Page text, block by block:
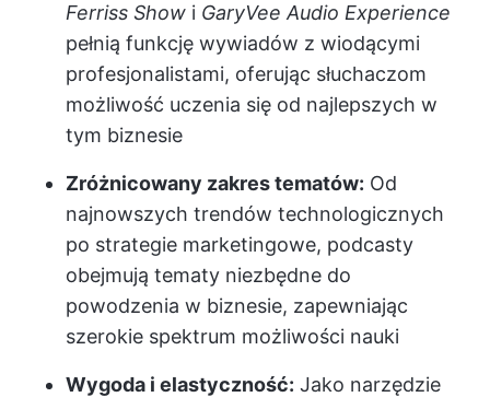
Ferriss Show i GaryVee Audio Experience
pełnią funkcję wywiadów z wiodącymi
profesjonalistami, oferując słuchaczom
możliwość uczenia się od najlepszych w
tym biznesie
Zróżnicowany zakres tematów: Od
najnowszych trendów technologicznych
po strategie marketingowe, podcasty
obejmują tematy niezbędne do
powodzenia w biznesie, zapewniając
szerokie spektrum możliwości nauki
Wygoda i elastyczność: Jako narzędzie